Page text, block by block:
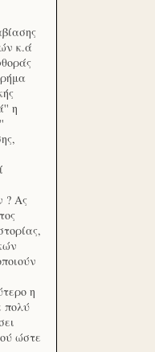
κ.ά
η
? Ας
η
πολύ
ώστε